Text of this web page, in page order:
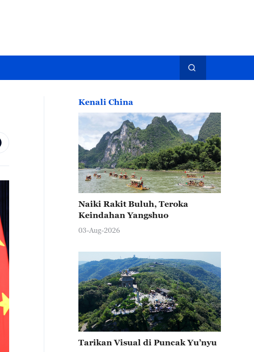
Kenali China
Naiki Rakit Buluh, Teroka
Keindahan Yangshuo
03-Aug-2026
Tarikan Visual di Puncak Yu’nyu